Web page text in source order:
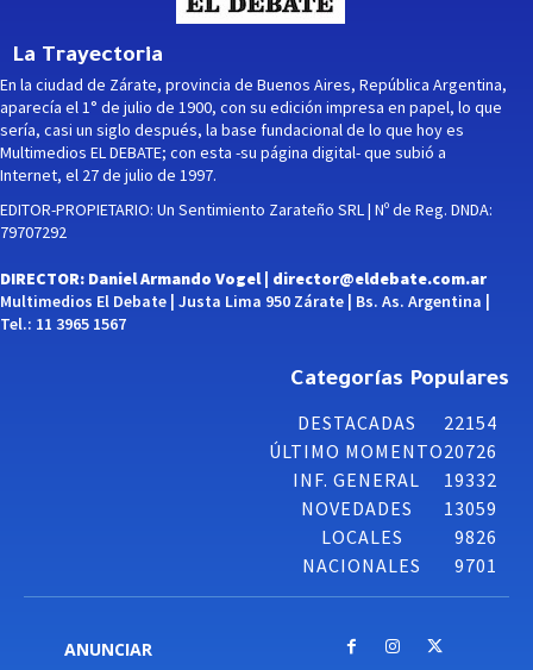
La Trayectoria
En la ciudad de Zárate, provincia de Buenos Aires, República Argentina,
aparecía el 1° de julio de 1900, con su edición impresa en papel, lo que
sería, casi un siglo después, la base fundacional de lo que hoy es
Multimedios EL DEBATE; con esta -su página digital- que subió a
Internet, el 27 de julio de 1997.
EDITOR-PROPIETARIO: Un Sentimiento Zarateño SRL | Nº de Reg. DNDA:
79707292
DIRECTOR: Daniel Armando Vogel | director@eldebate.com.ar
Multimedios El Debate | Justa Lima 950 Zárate | Bs. As. Argentina |
Tel.: 11 3965 1567
Categorías Populares
DESTACADAS
22154
ÚLTIMO MOMENTO20726
INF. GENERAL
19332
NOVEDADES
13059
LOCALES
9826
NACIONALES
9701
ANUNCIAR